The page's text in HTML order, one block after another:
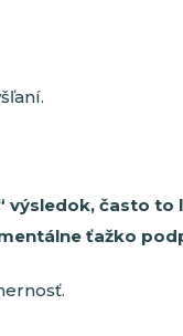
výsledok, často
ťažko